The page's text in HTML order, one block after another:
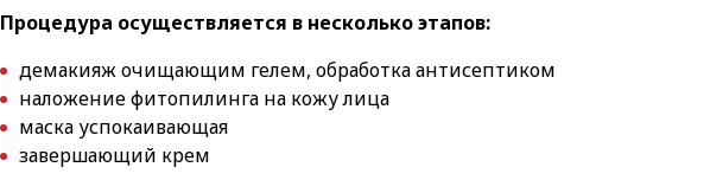
Процедура осуществляется в несколько этапов:
демакияж очищающим гелем, обработка антисептиком
наложение фитопилинга на кожу лица
маска успокаивающая
завершающий крем